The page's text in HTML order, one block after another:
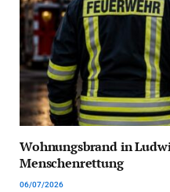
Wohnungsbrand in
Menschenrettung
06/07/2026